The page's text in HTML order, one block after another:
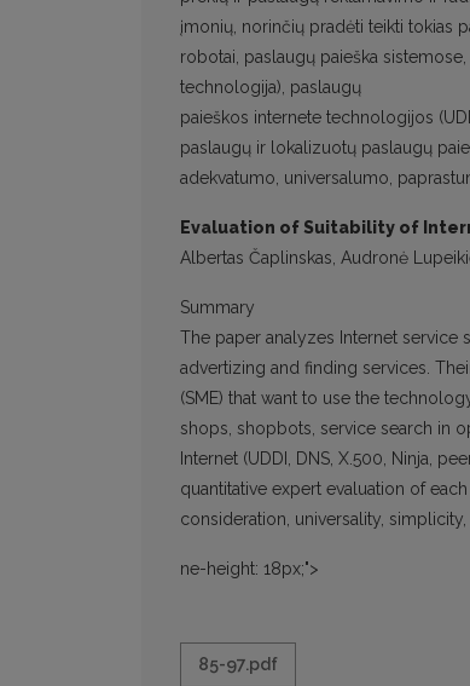
įmonių, norinčių pradėti teikti tokias
robotai, paslaugų paieška
technologija), paslaugų
paieškos internete technologijos
paslaugų ir lokalizuotų paslaugų
adekvatumo, universalumo,
Evaluation of Suitability of
Albertas Čaplinskas, Audronė
Summary
The paper analyzes Internet service
advertizing and finding services.
(SME) that want to use the
shops, shopbots, service search in
Internet (UDDI, DNS, X.500, Ninja,
quantitative expert evaluation of
consideration, universality,
ne-height: 18px;">
85-97.pdf